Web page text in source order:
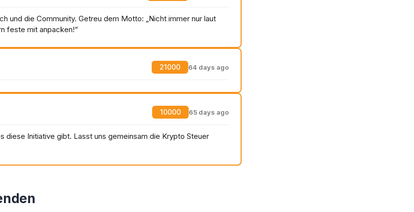
und die Community. Getreu dem Motto: „Nicht immer nur laut
feste mit anpacken!“
21000 64 days ago
10000 65 days ago
diese Initiative gibt. Lasst uns gemeinsam die Krypto Steuer